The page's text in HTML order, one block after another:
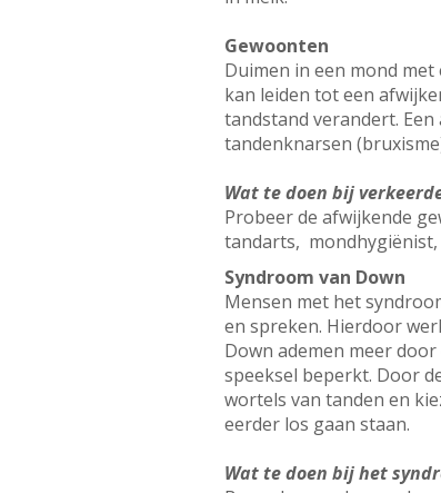
Gewoonten
Duimen in een mond
kan leiden tot een
tandstand verandert.
tandenknarsen
Wat te doen bij
Probeer de afwijkende
tandarts,
Syndroom van Down
Mensen met het
en spreken. Hierdoor
Down ademen meer
speeksel beperkt. Door
wortels van tanden en
eerder los gaan staan.
Wat te doen bij het